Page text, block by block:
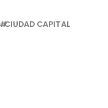
CIUDAD CAPITAL